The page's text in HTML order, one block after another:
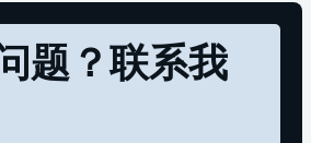
题？联系我